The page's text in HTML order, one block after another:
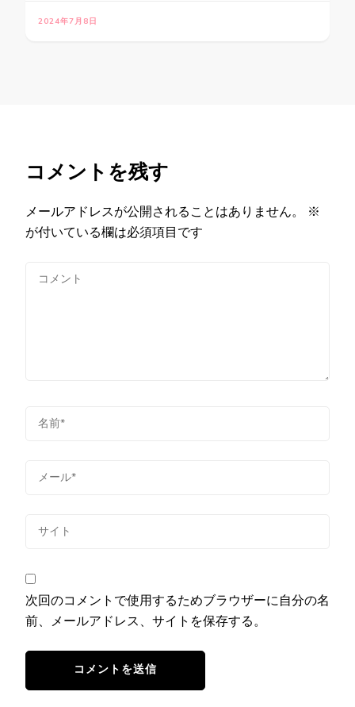
2024年7月8日
コメントを残す
メールアドレスが公開されることはありません。
※
が付いている欄は必須項目です
次回のコメントで使用するためブラウザーに自分の名
前、メールアドレス、サイトを保存する。